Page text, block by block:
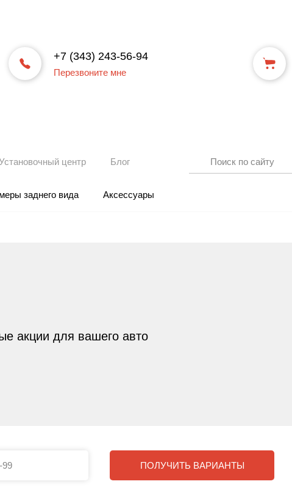
+7 (343) 243-56-94
Перезвоните мне
центр Блог
заднего вида Аксессуары
акции для вашего авто
ПОЛУЧИТЬ ВАРИАНТЫ